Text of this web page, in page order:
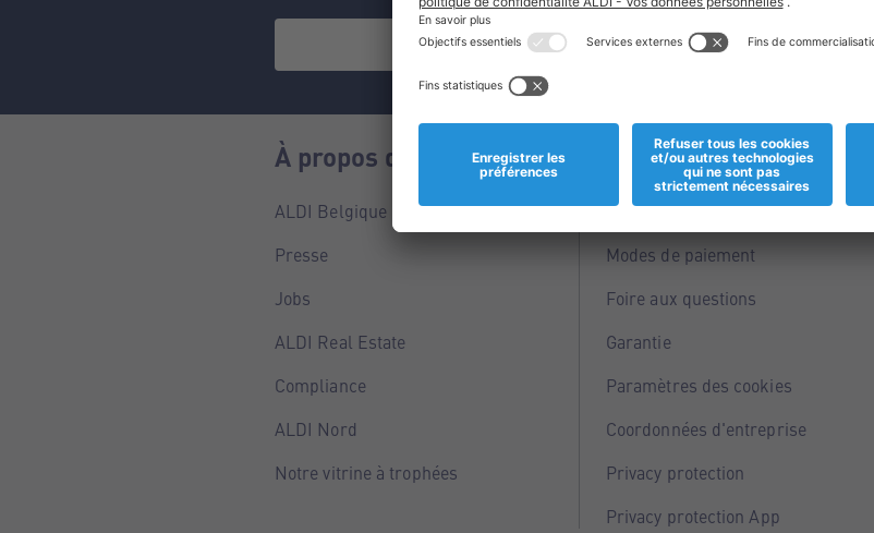
À propos de nous
ALDI Belgique
Presse
Jobs
ALDI Real Estate
Compliance
ALDI Nord
Notre vitrine à trophées
Informations
Magasins
Modes de paiement
Foire aux questions
Garantie
Paramètres des cookies
Coordonnées d'entreprise
Privacy protection
Privacy protection App